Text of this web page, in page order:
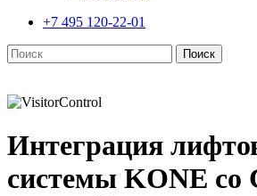
+7 495 120-22-01
Интеграция
системы KONE